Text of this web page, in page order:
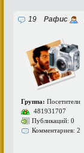
19 Рафис
Группа: Посетители
481931707
Публикаций: 0
Комментариев: 2